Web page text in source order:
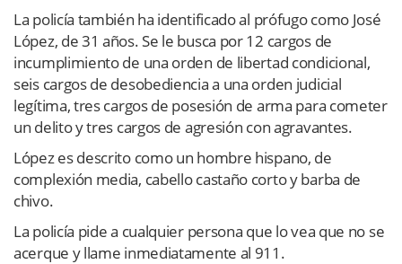
La policía también ha identificado al prófugo como José
López, de 31 años. Se le busca por 12 cargos de
incumplimiento de una orden de libertad condicional,
seis cargos de desobediencia a una orden judicial
legítima, tres cargos de posesión de arma para cometer
un delito y tres cargos de agresión con agravantes.
López es descrito como un hombre hispano, de
complexión media, cabello castaño corto y barba de
chivo.
La policía pide a cualquier persona que lo vea que no se
acerque y llame inmediatamente al 911.